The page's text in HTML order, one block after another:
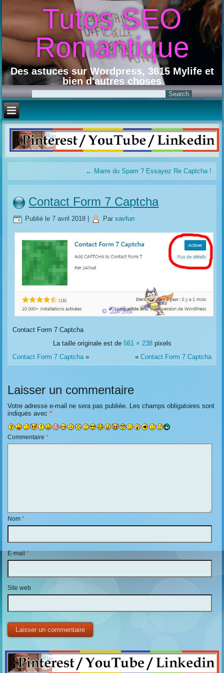
Tutos SEO
Romantique
Des astuces sur Wordpress, 3615 Mylife et
bien d'autres choses
← Marre du Spam ? Essayez Re Captcha !
Contact Form 7 Captcha
Publié le 7 avril 2018 Par xavfun
Contact Form 7 Captcha
La taille originale est de 561 × 238pixels
Contact Form 7 Captcha » « Contact Form 7 Captcha
Laisser un commentaire
Votre adresse e-mail ne sera pas publiée.
Les champs obligatoires sont
indiqués avec*
Commentaire*
Nom*
E-mail*
Site web